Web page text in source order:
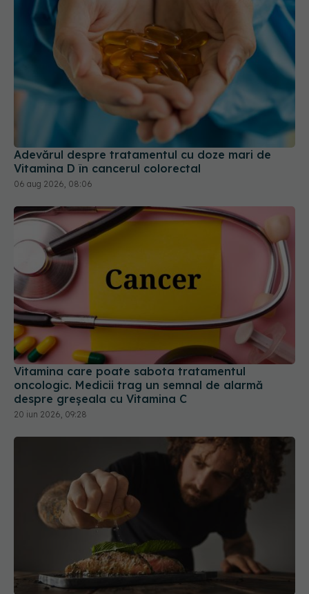
Adevărul despre tratamentul cu doze mari de
Vitamina D în cancerul colorectal
06 aug 2026, 08:06
Vitamina care poate sabota tratamentul
oncologic. Medicii trag un semnal de alarmă
despre greșeala cu Vitamina C
20 iun 2026, 09:28